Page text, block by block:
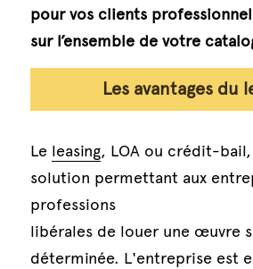
Deutsch
Español
pour vos clients
sur l’ensemble de votre
Les avantages du
Le leasing, LOA ou crédit-
solution permettant aux
professions
libérales de louer une œuvre
déterminée. L'entreprise est